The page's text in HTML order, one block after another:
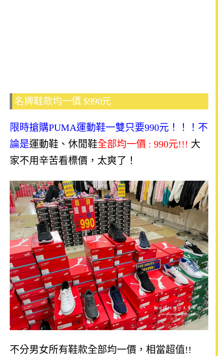
名牌鞋款均一價 $990元
限時搶購PUMA運動鞋一雙只要990元！！！不
論是運動鞋、休閒鞋全部均一價 : 990元!!! 大
家不用辛苦看標價，太爽了 ！
不分男女所有鞋款全部均一價，相當超值!!